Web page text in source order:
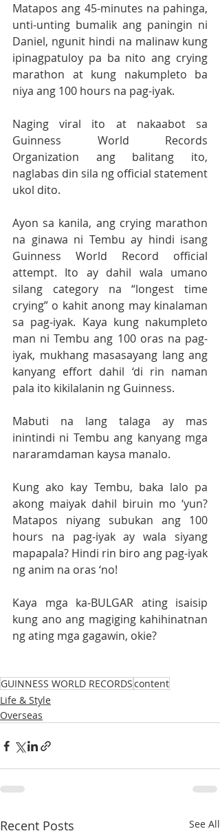
Matapos ang 45-minutes na pahinga,
unti-unting bumalik ang paningin ni
Daniel, ngunit hindi na malinaw kung
ipinagpatuloy pa ba nito ang crying
marathon at kung nakumpleto ba
niya ang 100 hours na pag-iyak.
Naging viral ito at nakaabot sa
Guinness World Records
Organization ang balitang ito,
naglabas din sila ng official statement
ukol dito.
Ayon sa kanila, ang crying marathon
na ginawa ni Tembu ay hindi isang
Guinness World Record official
attempt. Ito ay dahil wala umano
silang category na “longest time
crying” o kahit anong may kinalaman
sa pag-iyak. Kaya kung nakumpleto
man ni Tembu ang 100 oras na pag-
iyak, mukhang masasayang lang ang
kanyang effort dahil ‘di rin naman
pala ito kikilalanin ng Guinness.
Mabuti na lang talaga ay mas
inintindi ni Tembu ang kanyang mga
nararamdaman kaysa manalo.
Kung ako kay Tembu, baka lalo pa
akong maiyak dahil biruin mo ‘yun?
Matapos niyang subukan ang 100
hours na pag-iyak ay wala siyang
mapapala? Hindi rin biro ang pag-iyak
ng anim na oras ‘no!
Kaya mga ka-BULGAR ating isaisip
kung ano ang magiging kahihinatnan
ng ating mga gagawin, okie?
GUINNESS WORLD RECORDScontent
Life & Style
Overseas
Recent Posts See All